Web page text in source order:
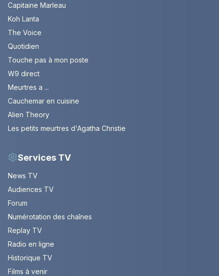
Capitaine Marleau
Koh Lanta
The Voice
Quotidien
Touche pas à mon poste
W9 direct
Meurtres a ...
Cauchemar en cuisine
Alien Theory
Les petits meurtres d'Agatha Christie
Services TV
News TV
Audiences TV
Forum
Numérotation des chaînes
Replay TV
Radio en ligne
Historique TV
Films à venir